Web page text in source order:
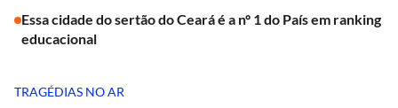
Essa cidade do sertão do Ceará é a nº 1 do País em ranking
educacional
TRAGÉDIAS NO AR